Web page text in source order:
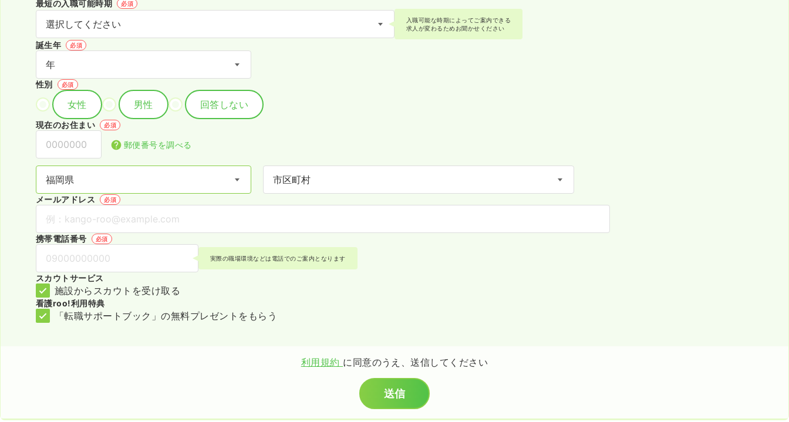
最短の入職可能時期 必須
入職可能な時期によってご案内できる
求人が変わるためお聞かせください
誕生年 必須
性別 必須
女性 男性 回答しない
現在のお住まい 必須
郵便番号を調べる
メールアドレス 必須
携帯電話番号 必須
実際の職場環境などは電話でのご案内となります
スカウトサービス
施設からスカウトを受け取る
看護roo!利用特典
「転職サポートブック」の無料プレゼントをもらう
利用規約 に同意のうえ、送信してください
送信